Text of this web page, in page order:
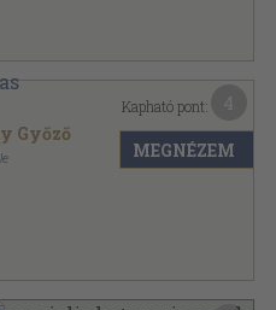
Győző
Kapható pont:
MEGNÉZEM